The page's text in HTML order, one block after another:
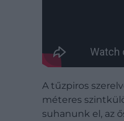
A tűzpiros
méteres
suhanunk el, az